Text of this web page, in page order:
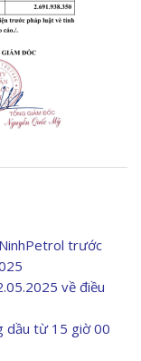
trước
về điều
dầu từ 15 giờ 00